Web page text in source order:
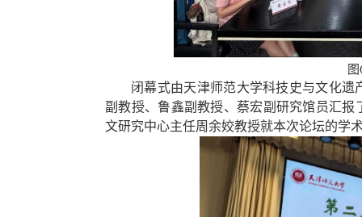
图
闭幕式由天津师范大学科技史与文化遗
副教授、鲁鑫副教授、蔡宏副研究馆员汇报
文研究中心主任周余姣教授就本次论坛的学